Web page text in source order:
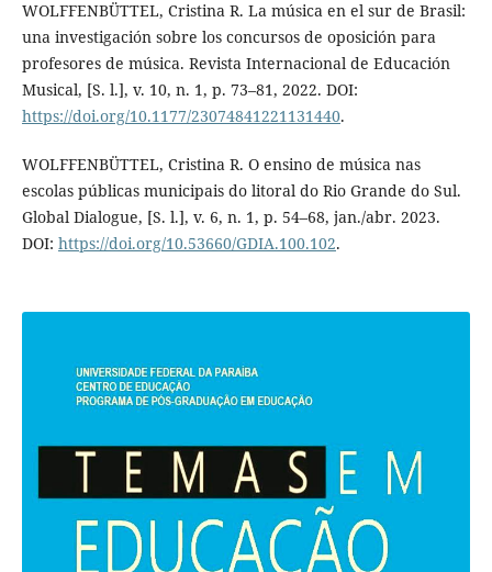
WOLFFENBÜTTEL, Cristina R. La música en el sur de Brasil:
una investigación sobre los concursos de oposición para
profesores de música. Revista Internacional de Educación
Musical, [S. l.], v. 10, n. 1, p. 73–81, 2022. DOI:
https://doi.org/10.1177/23074841221131440.
WOLFFENBÜTTEL, Cristina R. O ensino de música nas
escolas públicas municipais do litoral do Rio Grande do Sul.
Global Dialogue, [S. l.], v. 6, n. 1, p. 54–68, jan./abr. 2023.
DOI: https://doi.org/10.53660/GDIA.100.102.